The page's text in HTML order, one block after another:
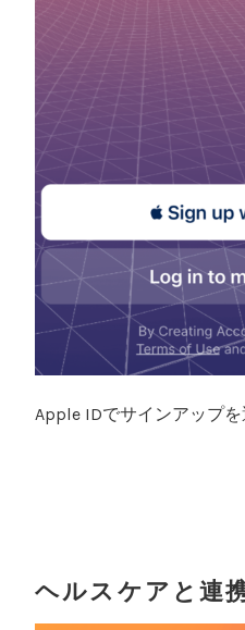
Apple IDでサインアップを
ヘルスケアと連